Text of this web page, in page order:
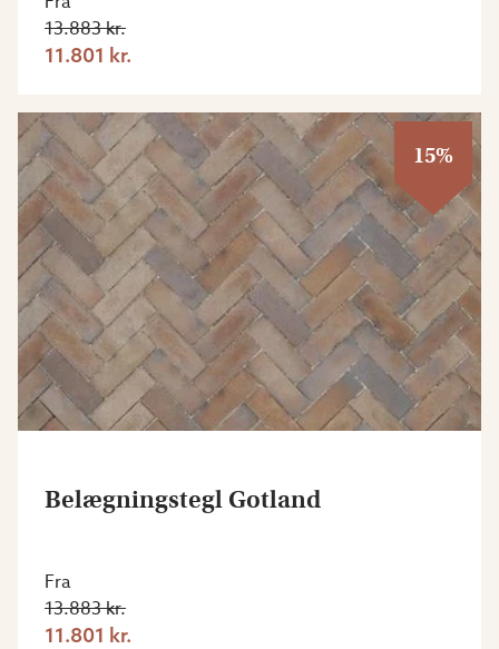
13.883 kr.
11.801 kr.
15%
Belægningstegl Gotland
Fra
13.883 kr.
11.801 kr.